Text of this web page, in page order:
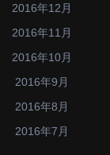
2016年12月
2016年11月
2016年10月
2016年9月
2016年8月
2016年7月